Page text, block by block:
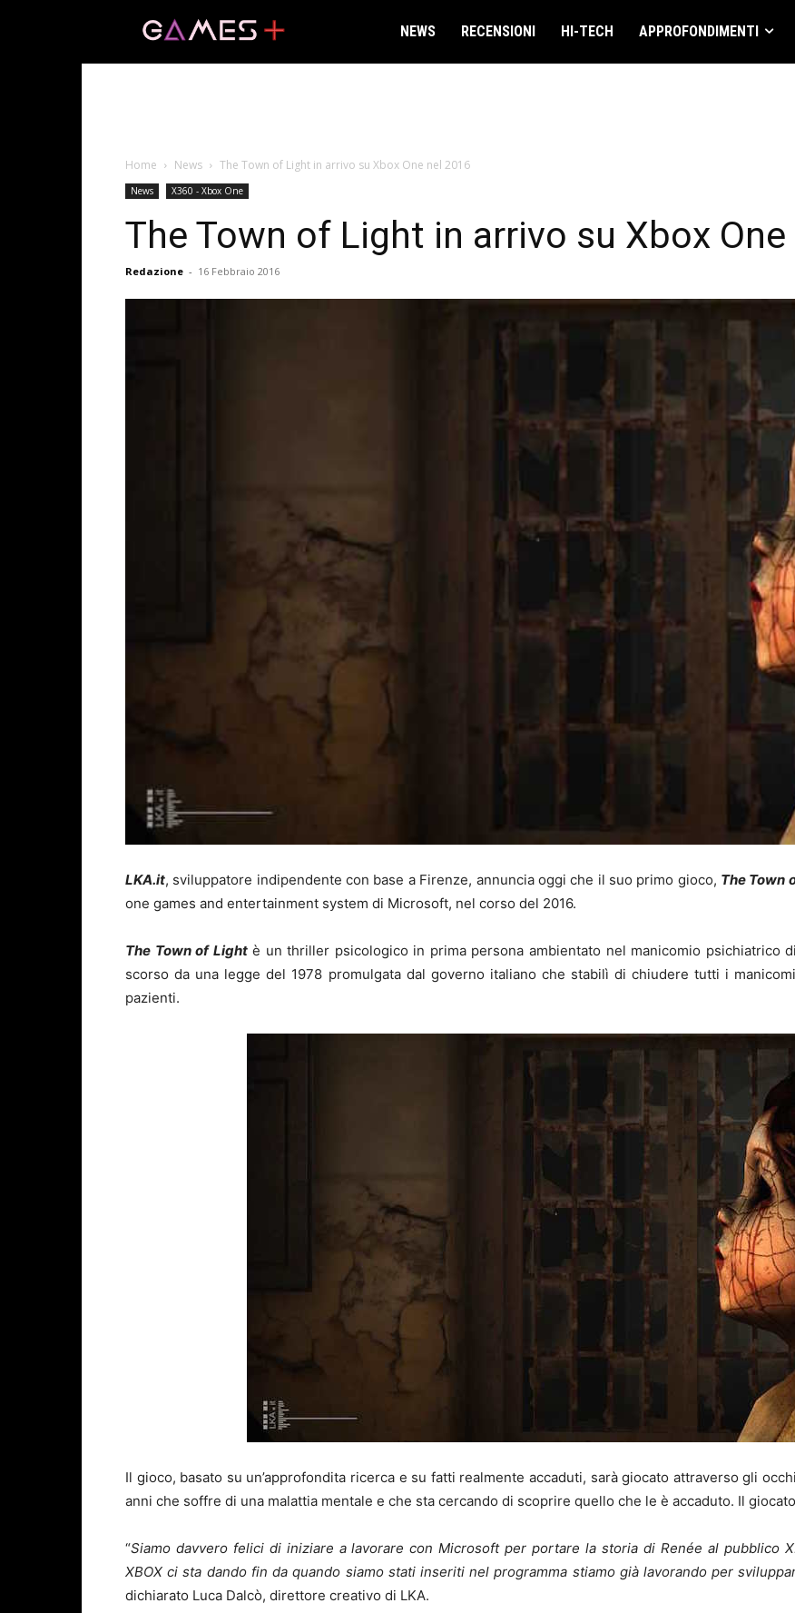
NEWS RECENSIONI HI-TECH APPROFONDIMENTI
Home News The Town of Light in arrivo su Xbox One nel 2016
News X360 - Xbox One
The Town of Light in arrivo su Xbox
Redazione - 16 Febbraio 2016
LKA.it, sviluppatore indipendente con base a Firenze, annuncia oggi che il suo primo gioco, The Town
one games and entertainment system di Microsoft, nel corso del 2016.
The Town of Lightè un thriller psicologico in prima persona ambientato nel manicomio psichiatrico
scorso da una legge del 1978 promulgata dal governo italiano che stabilì di chiudere tutti i
pazienti.
Il gioco, basato su un’approfondita ricerca e su fatti realmente accaduti, sarà giocato attraverso gli
anni che soffre di una malattia mentale e che sta cercando di scoprire quello che le è accaduto. Il
“Siamo davvero felici di iniziare a lavorare con Microsoft per portare la storia di Renée al pubblico
XBOX ci sta dando fin da quando siamo stati inseriti nel programma stiamo già lavorando per
dichiarato Luca Dalcò, direttore creativo di LKA.